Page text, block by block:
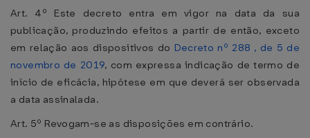
Art. 4º Este decreto entra em vigor na data da sua
publicação, produzindo efeitos a partir de então, exceto
em relação aos dispositivos do Decreto nº 288 , de 5 de
novembro de 2019, com expressa indicação de termo de
início de eficácia, hipótese em que deverá ser observada
a data assinalada.
Art. 5º Revogam-se as disposições em contrário.